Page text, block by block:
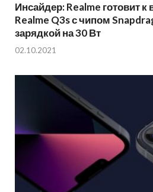
Инсайдер: Realme готовит
Realme Q3s с чипом
зарядкой на 30 Вт
02.10.2021